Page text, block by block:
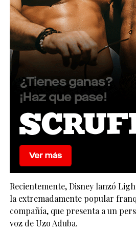
Recientemente, Disney lanzó
la extremadamente popular
compañía, que presenta a un
voz de Uzo Aduba.